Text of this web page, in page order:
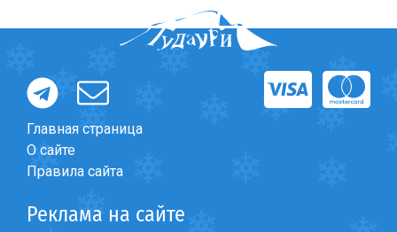
Главная страница
О сайте
Правила сайта
Реклама на сайте